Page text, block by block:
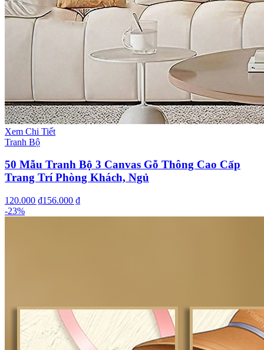
Xem Chi Tiết
Tranh Bộ
50 Mẫu Tranh Bộ 3 Canvas Gỗ Thông Cao Cấp
Trang Trí Phòng Khách, Ngủ
120.000 ₫156.000 ₫
-23%